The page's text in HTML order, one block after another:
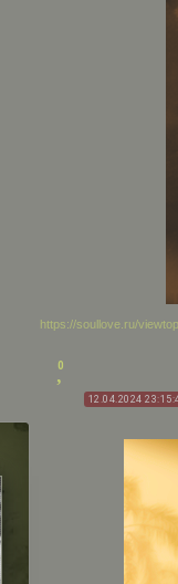
https://soullove.ru/
0
12.04.2024